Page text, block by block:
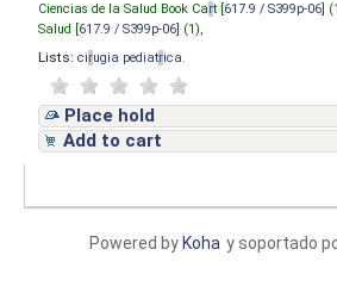
Ciencias de la Salud Book Cart [ 617.9 / S399p-06 ]
Salud [ 617.9 / S399p-06 ] (1),
Lists: cirugia pediatrica
Place hold
Add to cart
y soportado
Powered by Koha